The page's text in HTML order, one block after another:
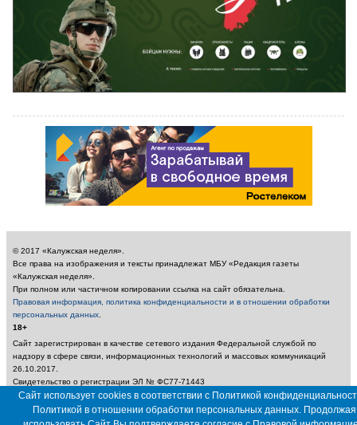
© 2017 «Калужская неделя».
Все права на изображения и тексты принадлежат МБУ «Редакция газеты
«Калужская неделя».
При полном или частичном копировании ссылка на сайт обязательна.
Правовая информация, политика конфиденциальности и в отношении обработки
персональных данных
18+
Сайт зарегистрирован в качестве сетевого издания Федеральной службой по
надзору в сфере связи, информационных технологий и массовых коммуникаций
26.10.2017.
Свидетельство о регистрации ЭЛ № ФС77-71443
Учредитель: Муниципальное бюджетное учреждение «Редакция газеты «Калужская
неделя»
Главный редактор: Амбарцумян А. Ю. / Электронный адрес редакции:
Сайт использует cookies в соответствии с Политикой
Политикой в отношении обработки персональных данных. Продолжая